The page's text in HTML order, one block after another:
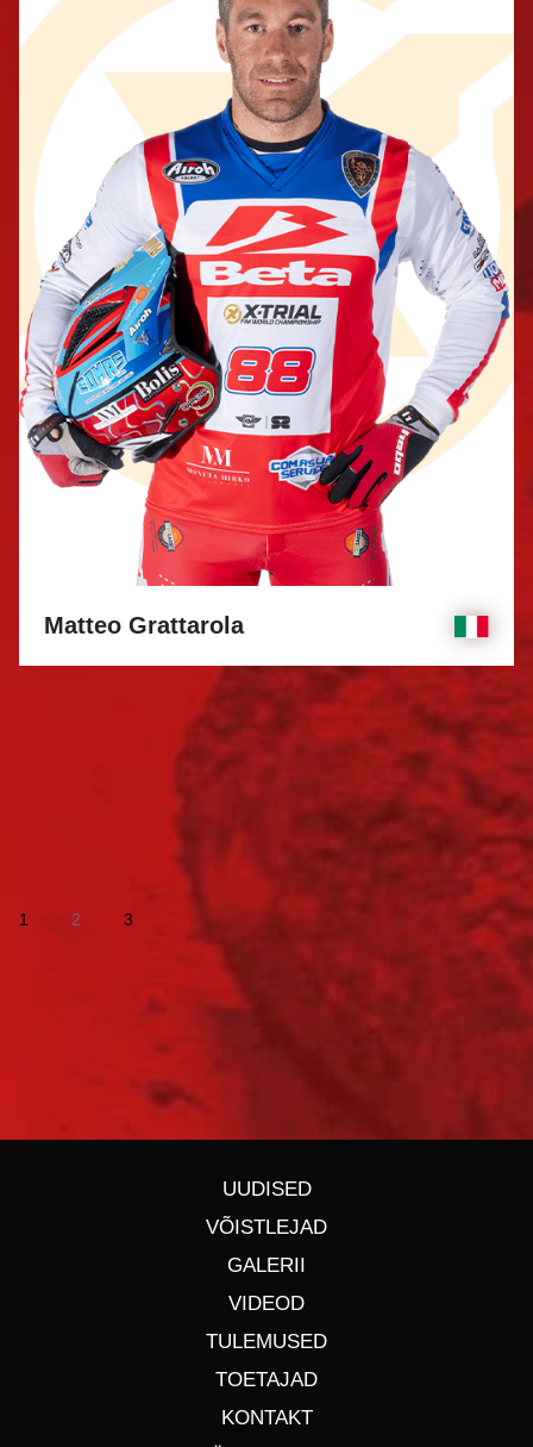
Matteo Grattarola
1 2 3
UUDISED
VÕISTLEJAD
GALERII
VIDEOD
TULEMUSED
TOETAJAD
KONTAKT